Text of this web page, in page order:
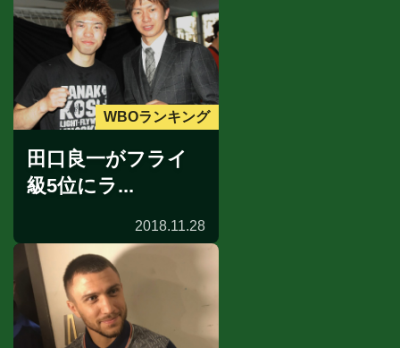
WBOランキング
田口良一がフライ
級5位にラ...
2018.11.28